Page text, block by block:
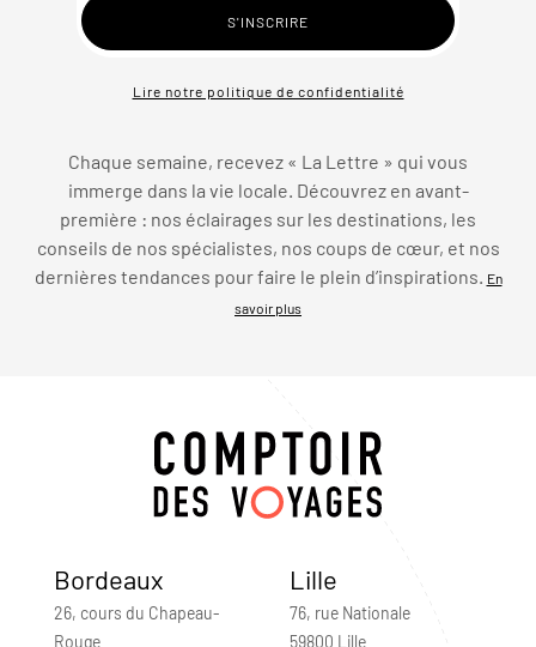
Lire notre politique de confidentialité
Chaque semaine, recevez « La Lettre » qui vous
immerge dans la vie locale. Découvrez en avant-
première : nos éclairages sur les destinations, les
conseils de nos spécialistes, nos coups de cœur, et nos
dernières tendances pour faire le plein d’inspirations. En
savoir plus
Bordeaux
26, cours du Chapeau-
Rouge
Lille
76, rue Nationale
59800 Lille